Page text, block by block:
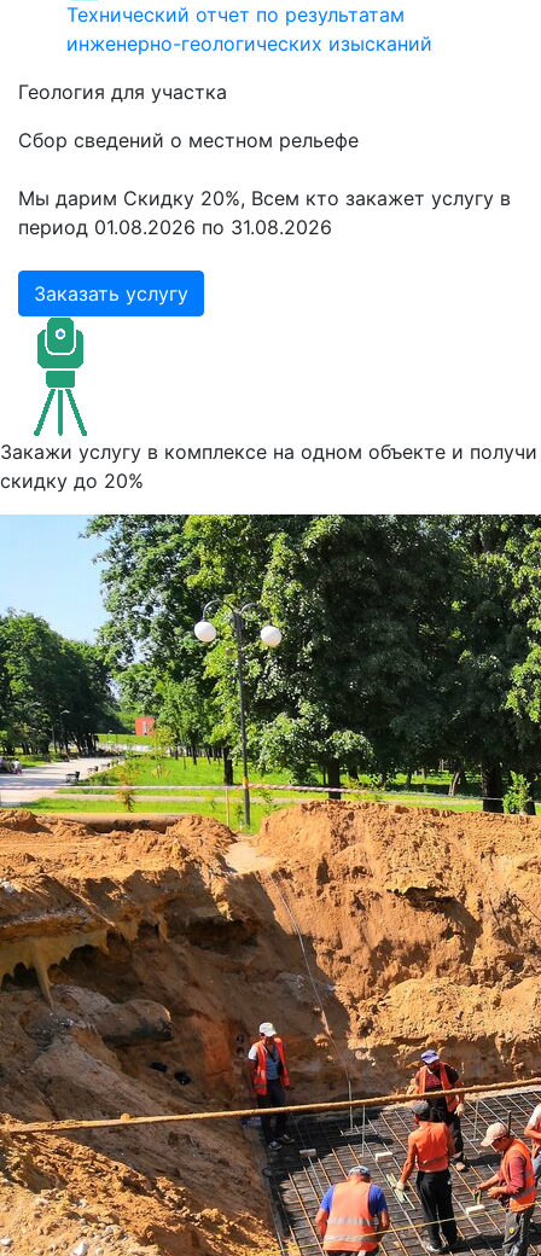
Технический отчет по результатам
инженерно-геологических изысканий
Геология для участка
Сбор сведений о местном рельефе
Мы дарим Скидку 20%, Всем кто закажет услугу в
период 01.08.2026 по 31.08.2026
Заказать услугу
Закажи услугу в комплексе на одном объекте и получи
скидку до 20%